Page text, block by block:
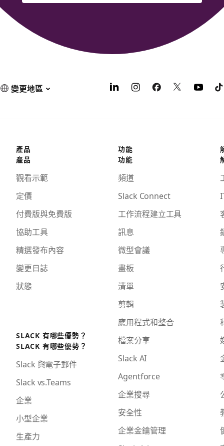
變更地區
產品
產品
觀看示範
定價
付費版與免費版
協助工具
精選發布內容
變更日誌
狀態
SLACK 有哪些優勢？
SLACK 有哪些優勢？
Slack 與電子郵件
Slack vs.Teams
企業
小型企業
生產力
功能
功能
頻道
Slack Connect
工作流程建立工具
訊息
微型會議
畫板
清單
剪輯
應用程式和整合
檔案分享
Slack AI
Agentforce
企業搜尋
安全性
企業金鑰管理